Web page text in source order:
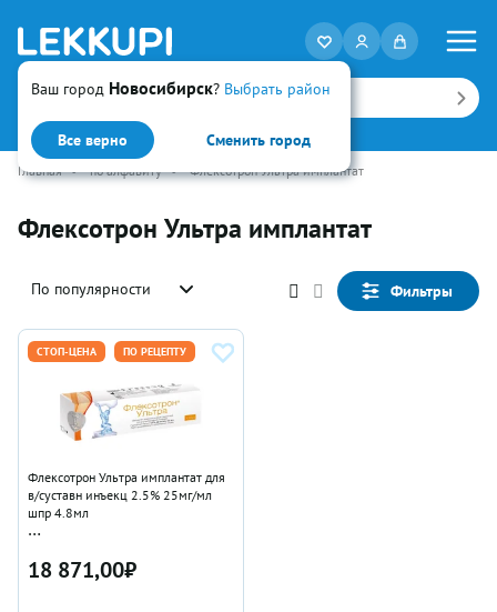
Ваш город Новосибирск? Выбрать район
Все верно Сменить город
Искать
Главная • по алфавиту • Флексотрон Ультра имплантат
Флексотрон Ультра имплантат
По популярности Фильтры
СТОП-ЦЕНА ПО РЕЦЕПТУ
Флексотрон Ультра имплантат для
в/суставн инъекц 2.5% 25мг/мл
шпр 4.8мл
18 871,00₽